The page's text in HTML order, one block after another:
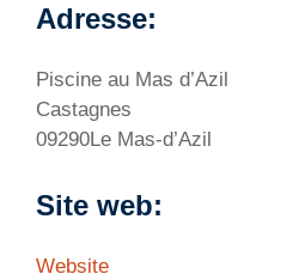
Adresse:
Piscine au Mas d’Azil
Castagnes
09290Le Mas-d’Azil
Site web:
Website